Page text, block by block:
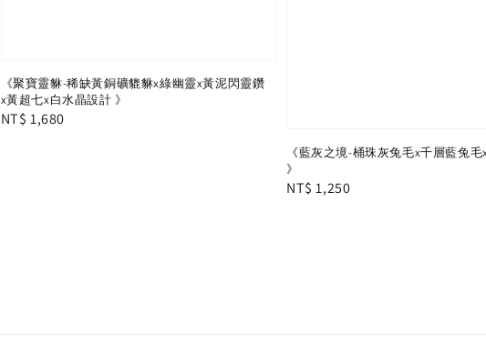
《聚寶靈貅-稀缺黃銅礦貔貅x綠幽靈x黃泥閃靈鑽
x黃超七x白水晶設計 》
Regular
NT$ 1,680
《藍灰之境-桶珠灰兔毛x千層藍兔
》
Regular
NT$ 1,250